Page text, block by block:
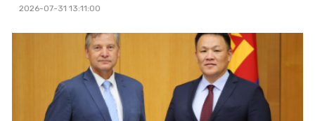
2026-07-31 13:11:00